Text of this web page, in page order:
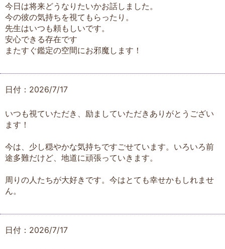
今日は将来どうなりたいかお話しました。
今の彼の気持ちを視てもらったり。
先生はいつも頼もしいです。
安心できる存在です
またすぐ鑑定の空間にお邪魔します！
日付：2026/7/17
いつも視ていただき、励ましていただきありがとうござい
ます！
今は、少し穏やかな気持ちですごせています。いろいろ前
途多難だけど、地道に頑張っていきます。
周りの人たちが大好きです。今はとても幸せかもしれませ
ん。
日付：2026/7/17